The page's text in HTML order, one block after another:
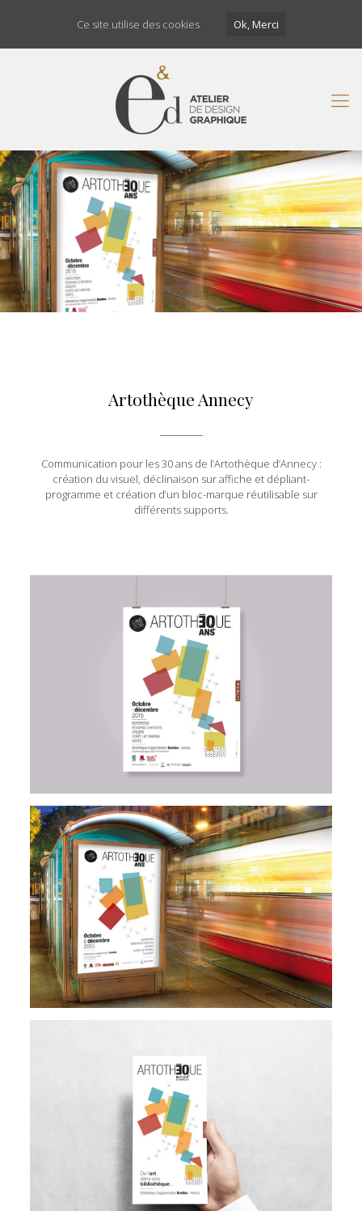
Artothèque Annecy
Communication pour les 30 ans de l’Artothèque d’Annecy :
création du visuel, déclinaison sur affiche et dépliant-
programme et création d’un bloc-marque réutilisable sur
différents supports.
Ce site utilise des cookies Ok, Merci